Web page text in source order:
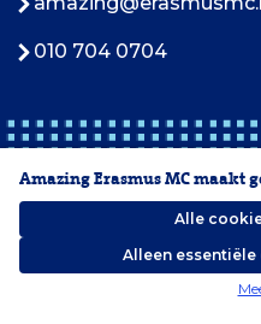
010 704 0704
2026
Amazing Erasmus MC maakt
Alle
Alleen